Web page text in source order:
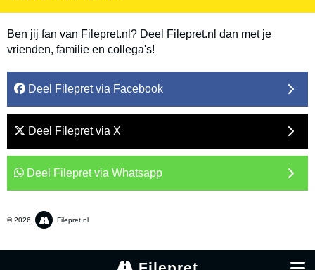
Ben jij fan van Filepret.nl? Deel Filepret.nl dan met je
vrienden, familie en collega's!
Deel Filepret via Facebook
Deel Filepret via X
Deel Filepret via Whatsapp
© 2026 Filepret.nl